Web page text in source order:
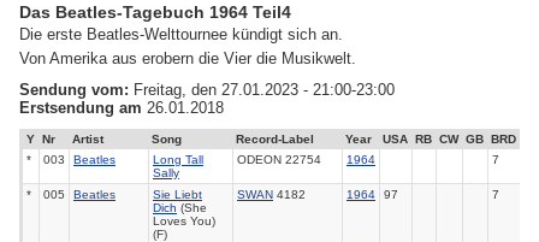
Das Beatles-Tagebuch 1964 Teil4
Die erste Beatles-Welttournee kündigt sich an.
Von Amerika aus erobern die Vier die Musikwelt.
Sendung vom: Freitag, den 27.01.2023 - 21:00-23:00
Erstsendung am 26.01.2018
Y Nr Artist Song Record-Label Year USA RB CW GB BRD
*
003 Beatles
Long Tall
Sally
ODEON 22754 1964 7
* 005 Beatles
Sie Liebt
Dich (She
Loves You)
(F)
SWAN 4182 1964 97 7